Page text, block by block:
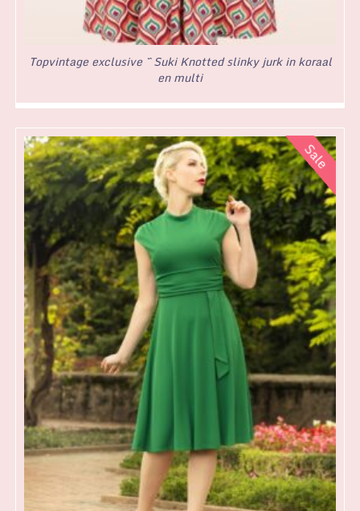
Topvintage exclusive ~ Suki Knotted slinky jurk in koraal
en multi